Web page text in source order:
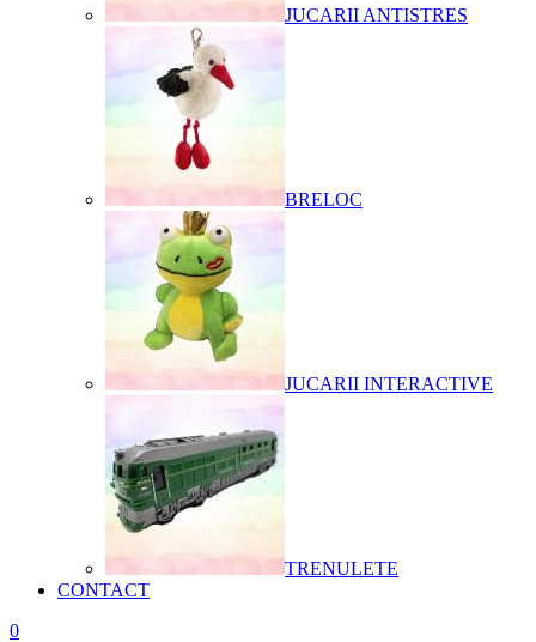
JUCARII ANTISTRES
BRELOC
JUCARII INTERACTIVE
TRENULETE
CONTACT
0